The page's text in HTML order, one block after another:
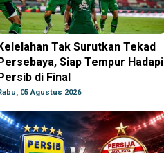
Kelelahan Tak Surutkan Tekad
Persebaya, Siap Tempur Hadapi
Persib di Final
05 Agustus 2026